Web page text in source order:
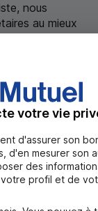
nous
au mieux
salariés et
toute
votre vie
d'assurer son
d'en mesurer son
des
profil et de